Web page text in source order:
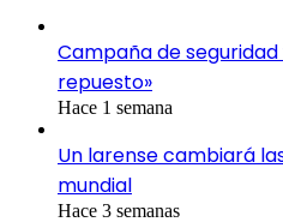
Campaña de seguridad
repuesto»
Hace 1 semana
Un larense cambiará
mundial
Hace 3 semanas